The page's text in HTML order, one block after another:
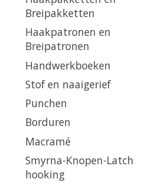
Breipakketten
Haakpatronen en
Breipatronen
Handwerkboeken
Stof en naaigerief
Punchen
Borduren
Macramé
Smyrna-Knopen-Latch
hooking